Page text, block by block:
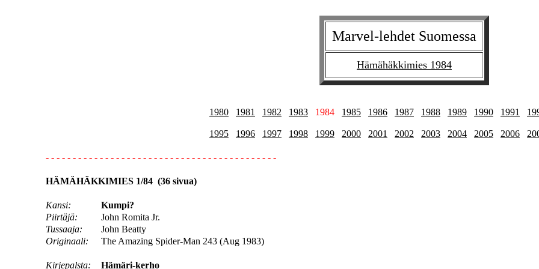
Marvel-lehdet Suomessa
Hämähäkkimies 1984
1980 1981 1982 1983 1984 1985 1986 1987 1988 1989 1990 1991
1995 1996 1997 1998 1999 2000 2001 2002 2003 2004 2005 2006
- - - - - - - - - - - - - - - - - - - - - - - - - - - - - - - - - - - - - - - - - - -
HÄMÄHÄKKIMIES 1/84 (36 sivua)
Kansi:
Kumpi?
Piirtäjä:
John Romita Jr.
Tussaaja:
John Beatty
Originaali:
The Amazing Spider-Man 243 (Aug 1983)
Kirjepalsta:
Hämäri-kerho